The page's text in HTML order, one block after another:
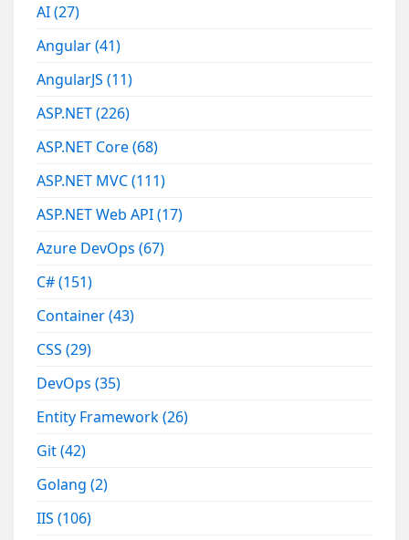
AI(27)
Angular(41)
AngularJS(11)
ASP.NET(226)
ASP.NET Core(68)
ASP.NET MVC(111)
ASP.NET Web API(17)
Azure DevOps(67)
C#(151)
Container(43)
CSS(29)
DevOps(35)
Entity Framework(26)
Git(42)
Golang(2)
IIS(106)